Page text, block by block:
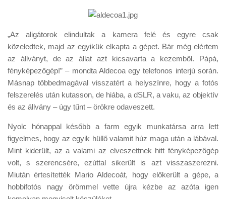
„Az aligátorok elindultak a kamera felé és egyre csak
közeledtek, majd az egyikük elkapta a gépet. Bár még elértem
az állványt, de az állat azt kicsavarta a kezemből. Pápá,
fényképezőgép!” – mondta Aldecoa egy telefonos interjú során.
Másnap többedmagával visszatért a helyszínre, hogy a fotós
felszerelés után kutasson, de hiába, a dSLR, a vaku, az objektív
és az állvány – úgy tűnt – örökre odaveszett.
Nyolc hónappal később a farm egyik munkatársa arra lett
figyelmes, hogy az egyik hüllő valamit húz maga után a lábával.
Mint kiderült, az a valami az elveszettnek hitt fényképezőgép
volt, s szerencsére, ezúttal sikerült is azt visszaszerezni.
Miután értesítették Mario Aldecoát, hogy előkerült a gépe, a
hobbifotós nagy örömmel vette újra kézbe az azóta igen